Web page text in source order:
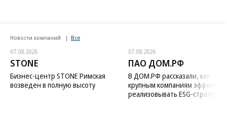
Новости компаний Все
07.08.2026
STONE
Бизнес-центр STONE Римская
возведен в полную высоту
07.08.2026
ПАО ДОМ.РФ
В ДОМ.РФ рассказали, как
крупным компаниям
реализовывать ESG-стратегию